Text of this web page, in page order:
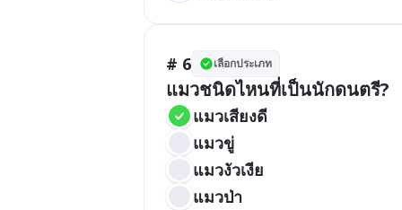
# 6 เลือกประเภท
แมวชนิดไหนที่เป็นนักดนตรี?
แมวเสียงดี
แมวขู่
แมวงัวเงีย
แมวป่า